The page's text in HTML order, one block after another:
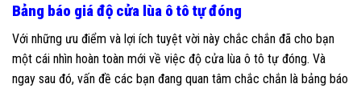
Bảng báo giá độ cửa lùa ô tô tự đóng
Với những ưu điểm và lợi ích tuyệt vời này chắc chắn đã cho bạn
một cái nhìn hoàn toàn mới về việc độ cửa lùa ô tô tự đóng. Và
ngay sau đó, vấn đề các bạn đang quan tâm chắc chắn là bảng báo